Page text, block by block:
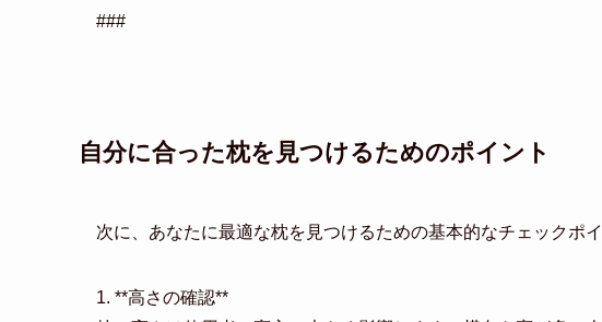
###
自分に合った枕を見つけるためのポイント
次に、あなたに最適な枕を見つけるための基本的なチェックポ
1. **高さの確認**